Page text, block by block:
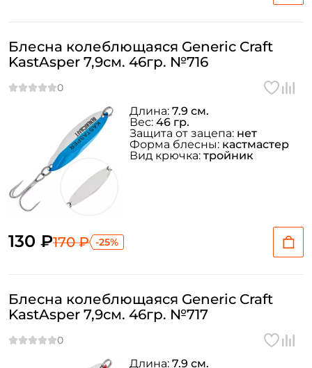
Блесна колеблющаяся Generic Craft
KastAsper 7,9см. 46гр. №716
130 ₽170 ₽ -25%
Длина: 7.9 см.
Вес: 46 гр.
Защита от зацепа: нет
Форма блесны: кастмастер
Вид крючка: тройник
Блесна колеблющаяся Generic Craft
KastAsper 7,9см. 46гр. №717
Длина: 7.9 см.